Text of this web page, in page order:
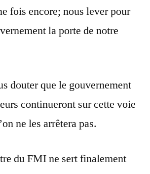
fois encore; nous lever pour
la porte de notre
douter que le gouvernement
continueront sur cette voie
ne les arrêtera pas.
du FMI ne sert finalement